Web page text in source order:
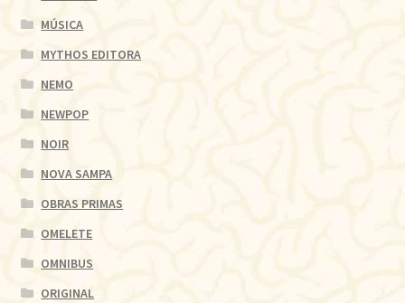
MÚSICA
MYTHOS EDITORA
NEMO
NEWPOP
NOIR
NOVA SAMPA
OBRAS PRIMAS
OMELETE
OMNIBUS
ORIGINAL